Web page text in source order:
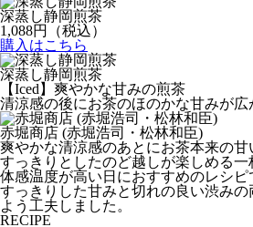
深蒸し静岡煎茶
1,088円（税込）
購入はこちら
深蒸し静岡煎茶
【Iced】爽やかな甘みの煎茶
清涼感の後にお茶のほのかな甘みが広
赤堀商店 (赤堀浩司・松林和臣)
爽やかな清涼感のあとにお茶本来の甘
すっきりとしたのど越しが楽しめる一
体感温度が高い日におすすめのレシピ
すっきりした甘みと切れの良い渋み
よう工夫しました。
RECIPE